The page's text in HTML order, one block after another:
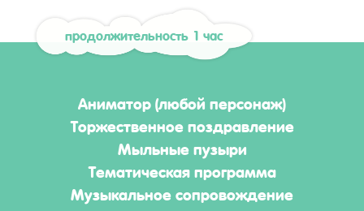
продолжительность 1 час
Аниматор (любой персонаж)
Торжественное поздравление
Мыльные пузыри
Тематическая программа
Музыкальное сопровождение